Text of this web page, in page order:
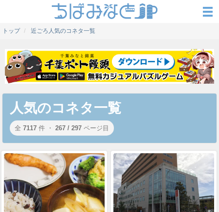
トップ 近ごろ人気のコネタ一覧
人気のコネタ一覧
全 7117 件 ・ 267 / 297 ページ目